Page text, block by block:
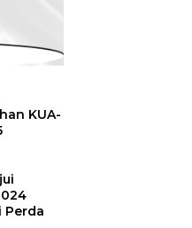
KUA-
Perda